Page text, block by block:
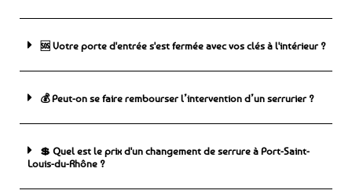
🆘 ️Votre porte d'entrée s'est fermée avec vos clés à l'intérieur ?
💰 Peut-on se faire rembourser l’intervention d’un serrurier ?
💲 Quel est le prix d'un changement de serrure à Port-Saint-
Louis-du-Rhône ?